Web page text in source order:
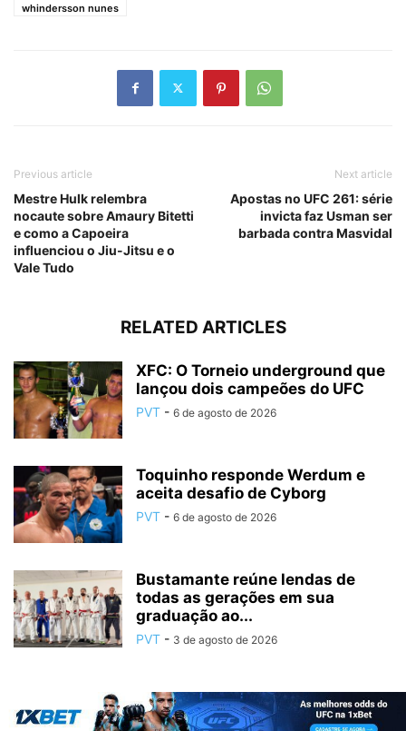
whindersson nunes
Previous article
Mestre Hulk relembra
nocaute sobre Amaury Bitetti
e como a Capoeira
influenciou o Jiu-Jitsu e o
Vale Tudo
Next article
Apostas no UFC 261: série
invicta faz Usman ser
barbada contra Masvidal
RELATED ARTICLES
XFC: O Torneio underground que
lançou dois campeões do UFC
PVT - 6 de agosto de 2026
Toquinho responde Werdum e
aceita desafio de Cyborg
PVT - 6 de agosto de 2026
Bustamante reúne lendas de
todas as gerações em sua
graduação ao...
PVT - 3 de agosto de 2026